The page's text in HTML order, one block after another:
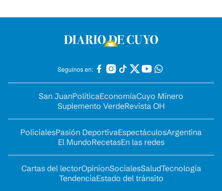
Seguinos en:
San JuanPolíticaEconomíaCuyo Minero
Suplemento VerdeRevista OH
PolicialesPasión DeportivaEspectáculosArgentina
El MundoRecetasEn las redes
Cartas del lectorOpinionSocialesSaludTecnología
TendenciaEstado del tránsito